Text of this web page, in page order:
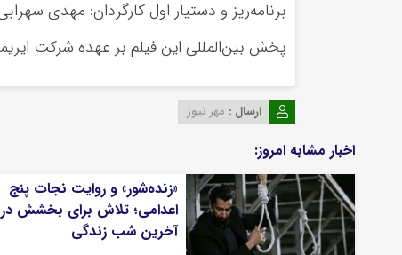
برنامه‌ریز و دستیار اول کارگردان: مهدی
پخش بین‌المللی این فیلم بر عهده شرکت
ارسال : مهر نیوز
اخبار مشابه امروز:
«زنده‌شور» و روایت نجات پنج
اعدامی؛ تلاش برای بخشش در
آخرین شب زندگی